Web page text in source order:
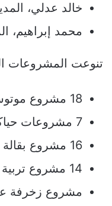
خالد عدلي،
محمد إبراهيم،
تنوعت المشروعات
18 مشروع موتوسيكل
7 مشروعات حياكة (ماكينة حياكة وسرفلة)
16 مشروع بقالة
14 مشروع تربية ماشية
مشروع زخرفة